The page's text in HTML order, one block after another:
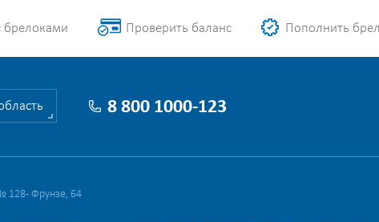
брелоками Проверить баланс Пополнить
8 800 1000-123
128 - Фрунзе, 64